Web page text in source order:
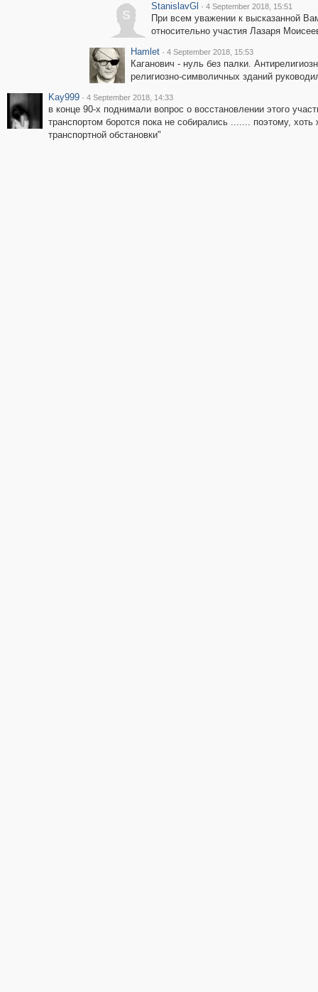
S
StanislavGl · 4 September 2018, 15:51
При всем уважении к высказанной
относительно участия Лазаря
Hamlet · 4 September 2018, 15:53
Каганович - нуль без палки.
религиозно-символичных зданий
Kay999 · 4 September 2018, 14:33
в конце 90-х поднимали вопрос о восстановлении этого
транспортом боротся пока не собирались ....... поэтому,
транспортной обстановки"